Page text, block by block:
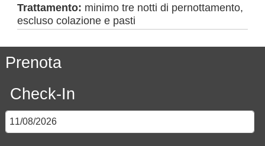
Trattamento: minimo tre notti di pernottamento,
escluso colazione e pasti
Prenota
Check-In